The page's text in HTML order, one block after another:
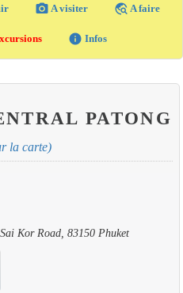
photo_camera A visiter travel_explore A faire
info Infos
PATONG
la carte)
Kor Road, 83150 Phuket